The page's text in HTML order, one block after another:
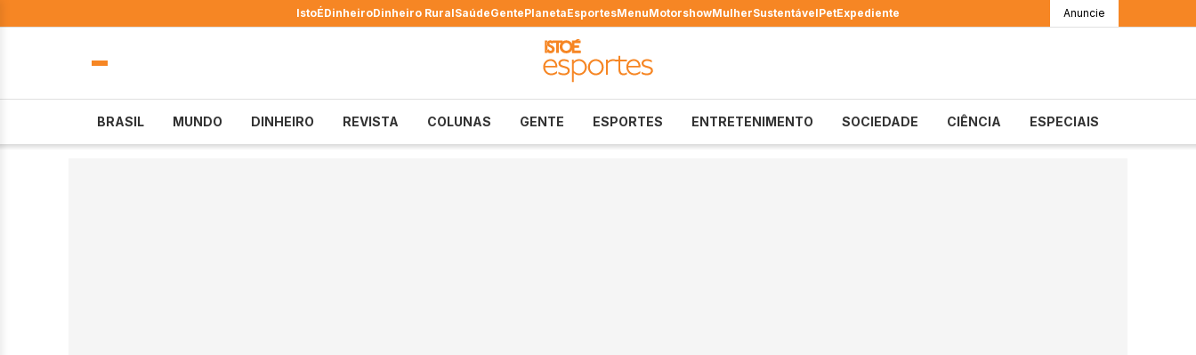
IstoÉDinheiroDinheiro RuralSaúdeGentePlanetaEsportesMenuMotorshowMulherSustentávelPetExpediente Anuncie
BRASIL MUNDO DINHEIRO REVISTA COLUNAS GENTE ESPORTES ENTRETENIMENTO SOCIEDADE CIÊNCIA ESPECIAIS